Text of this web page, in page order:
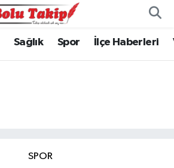
Sağlık Spor İlçe Haberleri
SPOR